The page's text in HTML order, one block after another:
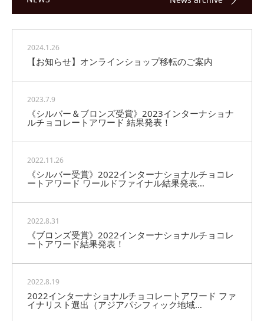
2024.1.26
【お知らせ】オンラインショップ移転のご案内
2023.7.9
《シルバー＆ブロンズ受賞》2023インターナショナ
ルチョコレートアワード 結果発表！
2022.11.26
《シルバー受賞》2022インターナショナルチョコレ
ートアワード ワールドファイナル結果発表…
2022.8.31
《ブロンズ受賞》2022インターナショナルチョコレ
ートアワード結果発表！
2022.8.19
2022インターナショナルチョコレートアワード ファ
イナリスト選出（アジアパシフィック地域…